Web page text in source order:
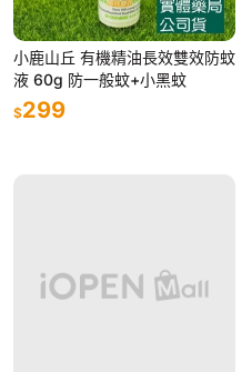
小鹿山丘 有機精油長效雙效防蚊
液 60g 防一般蚊+小黑蚊
$299